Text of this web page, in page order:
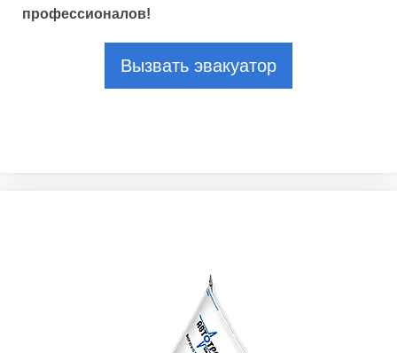
профессионалов!
Вызвать эвакуатор